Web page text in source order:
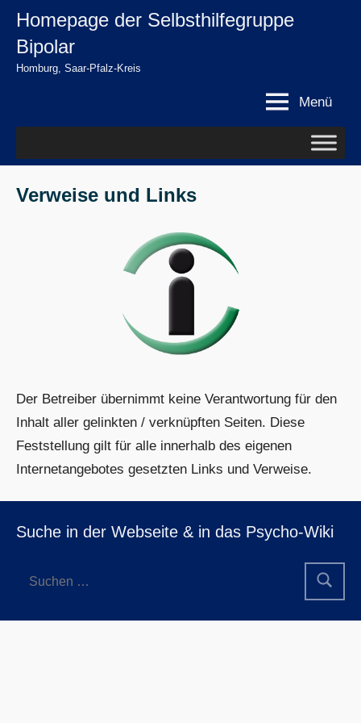
springen
Zum
springen
Homepage der Selbsthilfegruppe
Bipolar
Homburg, Saar-Pfalz-Kreis
Menü
Verweise und Links
Der Betreiber übernimmt keine Verantwortung für den
Inhalt aller gelinkten / verknüpften Seiten. Diese
Feststellung gilt für alle innerhalb des eigenen
Internetangebotes gesetzten Links und Verweise.
Suche in der Webseite & in das Psycho-Wiki